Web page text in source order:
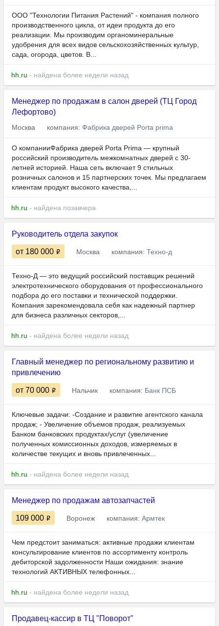
ООО "Технологии Питания Растений" - компания полного
производственного цикла, от идеи продукта до его
реализации. Мы производим органоминеральные
удобрения для всех видов сельскохозяйственных культур,
сада, огорода, цветов. В...
hh.ru - найдена более недели назад
Менеджер по продажам в салон дверей (ТЦ Город
Лефортово)
Москва компания: Фабрика дверей Porta prima
О компанииФабрика дверей Porta Prima — крупный
российский производитель межкомнатных дверей с 30-
летней историей. Наша сеть включает 9 стильных
розничных салонов и 15 партнерских точек. Мы предлагаем
клиентам продукт высокого качества,...
hh.ru - найдена позавчера
Руководитель отдела закупок
от 180 000 Москва компания: Техно-д
Техно-Д — это ведущий российский поставщик решений
электротехнического оборудования от профессионального
подбора до его поставки и технической поддержки.
Компания зарекомендовала себя как надежный партнер
для бизнеса различных секторов,...
hh.ru - найдена более недели назад
Главный менеджер по региональному развитию и
привлечению
от 70 000 Нальчик компания: Банк ПСБ
Ключевые задачи: -Создание и развитие агентского канала
продаж; - Увеличение объемов продаж, реализуемых
Банком банковских продуктах/услуг (увеличение
полученных комиссионных доходов, измеряемых в
количестве текущих и вновь привлеченных...
hh.ru - найдена более недели назад
Менеджер по продажам автозапчастей
109 000 Воронеж компания: Армтек
Чем предстоит заниматься: ​​​​​​активные продажи клиентам
консультирование клиентов по ассортименту контроль
дебиторской задолженности Наши ожидания: ​​​​​​знание
технологий АКТИВНЫХ телефонных...
hh.ru - найдена более недели назад
Продавец-кассир в ТЦ "Поворот"